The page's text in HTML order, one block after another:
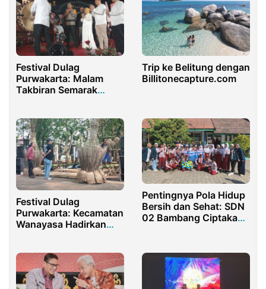
Festival Dulag
Purwakarta: Malam
Takbiran Semarak
Trip ke Belitung dengan
Billitonecapture.com
Festival Dulag
Purwakarta: Kecamatan
Wanayasa Hadirkan
Pentingnya Pola Hidup
Bersih dan Sehat: SDN
02 Bambang Ciptakan